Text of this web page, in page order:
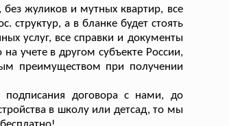
жуликов и мутных квартир, все
структур, а в бланке будет стоять
услуг, все справки и документы
учете в другом субъекте России,
преимуществом при получении
договора с нами, до
в школу или детсад, то мы